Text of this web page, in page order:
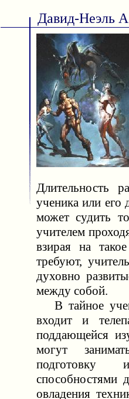
Давид-Неэль
Длительность
ученика или
может судить
учителем
взирая на
требуют,
духовно
между собой.
В тайное
входит и
поддающейся
могут
подготовку
способностями
овладения